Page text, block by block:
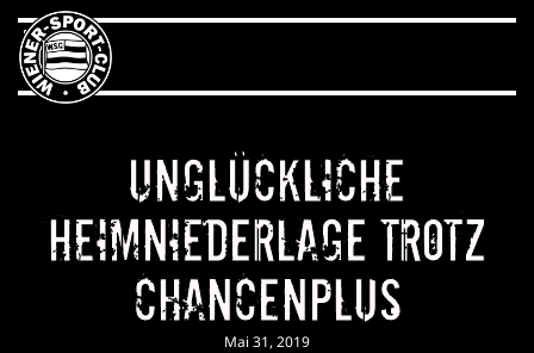
Unglückliche
Heimniederlage trotz
Chancenplus
Mai 31, 2019